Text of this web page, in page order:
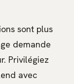
sont plus
demande
Privilégiez
avec